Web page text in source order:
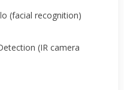
(facial recognition)
(IR camera